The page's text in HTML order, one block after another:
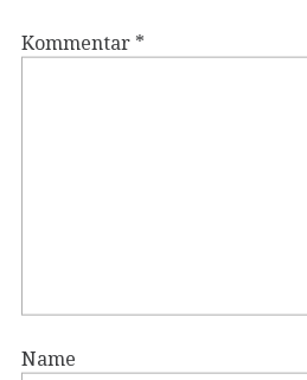
Kommentar *
Name